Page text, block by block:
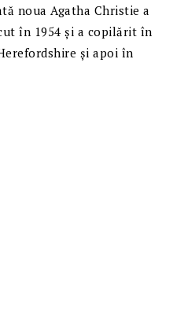
noua Agatha Christie a
în 1954 și a copilărit în
și apoi în